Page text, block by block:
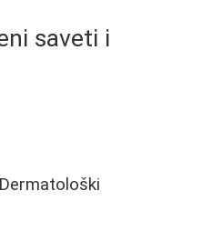
saveti i